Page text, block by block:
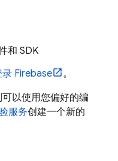
和 SDK
录 Firebase
。
以使用您偏好的编
服务创建一个新的